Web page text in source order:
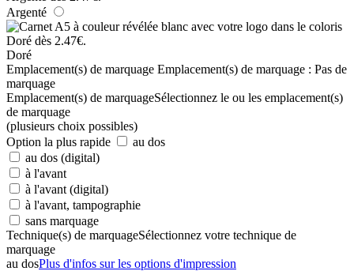
Argenté
Doré
Emplacement(s) de marquage Emplacement(s) de marquage : Pas de
marquage
Emplacement(s) de marquageSélectionnez le ou les emplacement(s)
de marquage
(plusieurs choix possibles)
Option la plus rapide
au dos
au dos (digital)
à l'avant
à l'avant (digital)
à l'avant, tampographie
sans marquage
Technique(s) de marquageSélectionnez votre technique de
marquage
au dosPlus d'infos sur les options d'impression